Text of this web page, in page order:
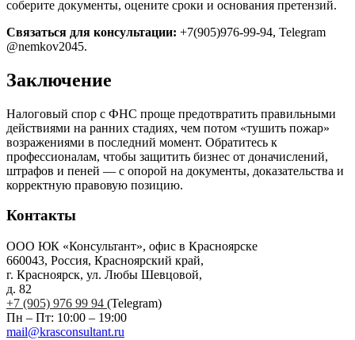
соберите документы, оцените сроки и основания претензий.
Связаться для консультации: +7(905)976-99-94, Telegram
@nemkov2045.
Заключение
Налоговый спор с ФНС проще предотвратить правильными
действиями на ранних стадиях, чем потом «тушить пожар»
возражениями в последний момент. Обратитесь к
профессионалам, чтобы защитить бизнес от доначислений,
штрафов и пеней — с опорой на документы, доказательства и
корректную правовую позицию.
Контакты
ООО ЮК «Консультант», офис в Красноярске
660043, Россия, Красноярский край,
г. Красноярск, ул. Любы Шевцовой,
д. 82
+7 (905) 976 99 94 (Telegram)
Пн – Пт: 10:00 – 19:00
mail@krasconsultant.ru